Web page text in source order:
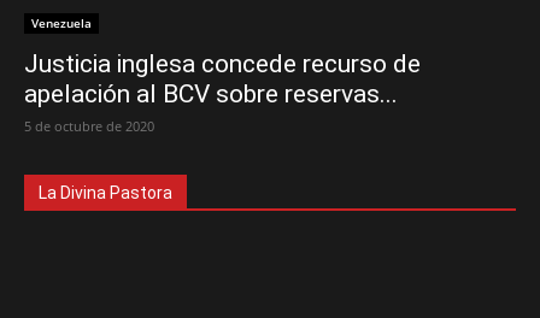
Venezuela
Justicia inglesa concede recurso de
apelación al BCV sobre reservas...
5 de octubre de 2020
La Divina Pastora